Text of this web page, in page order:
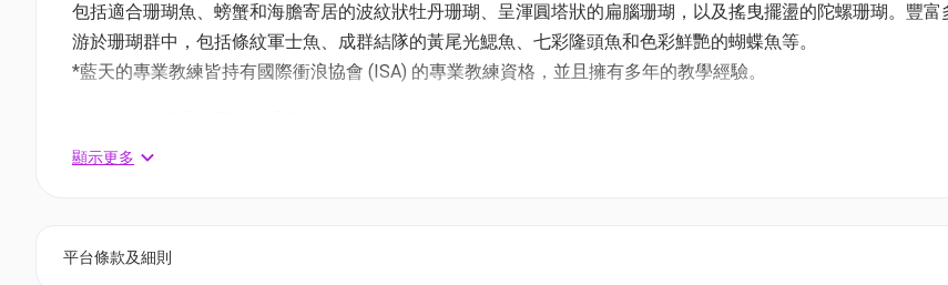
包括適合珊瑚魚、螃蟹和海膽寄居的波紋狀牡丹珊瑚、呈渾圓塔狀的扁腦珊瑚，以及搖曳擺盪的陀螺珊瑚。豐富
游於珊瑚群中，包括條紋軍士魚、成群結隊的黃尾光鰓魚、七彩隆頭魚和色彩鮮艷的蝴蝶魚等。
*藍天的專業教練皆持有國際衝浪協會 (ISA) 的專業教練資格，並且擁有多年的教學經驗。
集合地點：西貢沙下路（藍天體育會）
$1099 / 2位 (原價$1380 / 2位)
顯示更多
平台條款及細則